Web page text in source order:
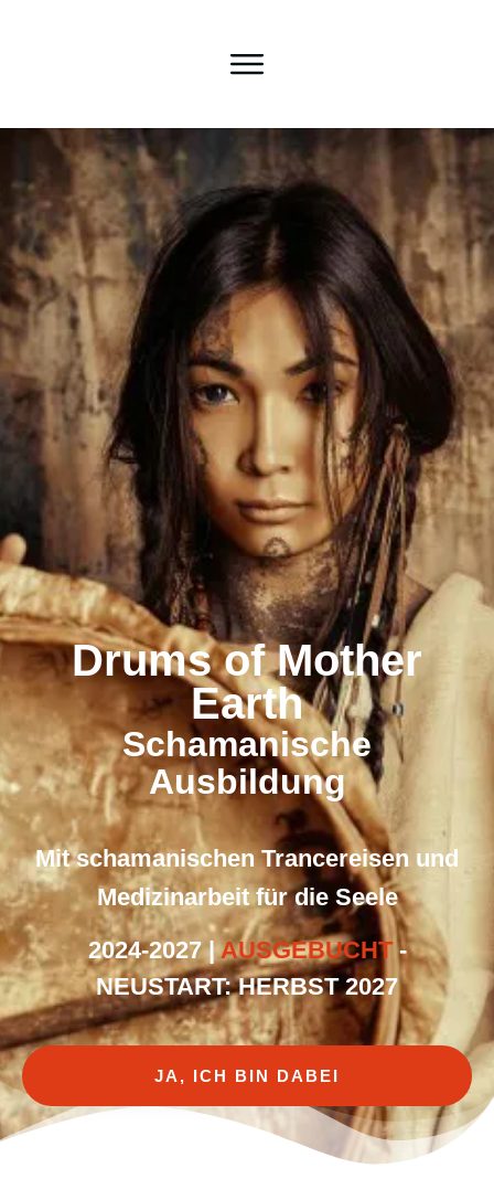
Drums of Mother
Earth
Schamanische
Ausbildung
Mit schamanischen Trancereisen und
Medizinarbeit für die Seele
2024-2027 |AUSGEBUCHT-
NEUSTART: HERBST 2027
JA, ICH BIN DABEI